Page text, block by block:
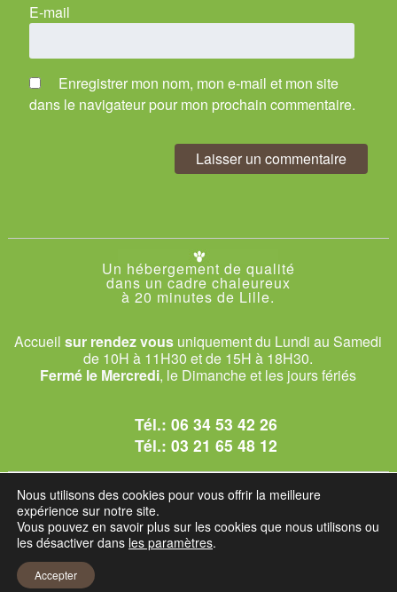
E-mail
Enregistrer mon nom, mon e-mail et mon site
dans le navigateur pour mon prochain commentaire.
Un hébergement de qualité
dans un cadre chaleureux
à 20 minutes de Lille.
Accueilsur rendez vous uniquement du Lundi au Samedi
de 10H à 11H30 et de 15H à 18H30.
Fermé le Mercredi, le Dimanche et les jours fériés
Tél.:06 34 53 42 26
Tél.:03 21 65 48 12
© 2026 Le Club des Chats
1228 rue bataille - 62840 Sailly-sur-la-Lys.
Mentions légales et C.G.U
Nous utilisons des cookies pour vous offrir la meilleure
expérience sur notre site.
Vous pouvez en savoir plus sur les cookies que nous utilisons ou
les désactiver dans les paramètres.
Accepter